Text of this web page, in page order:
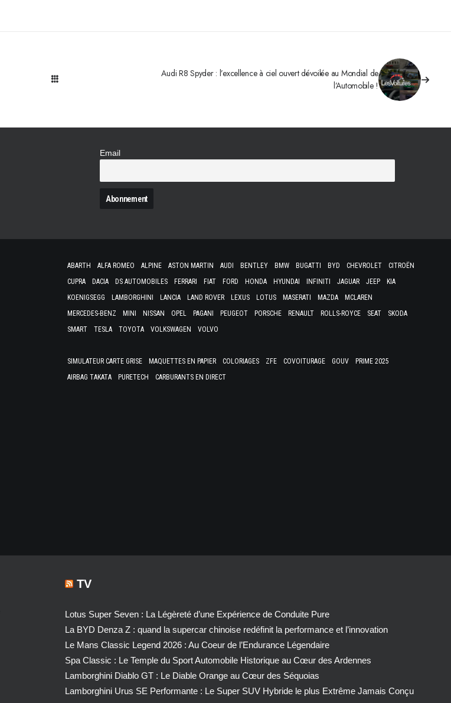
Audi R8 Spyder : l’excellence à ciel ouvert dévoilée au Mondial de
l’Automobile !
Email
ABARTH ALFA ROMEO ALPINE ASTON MARTIN AUDI BENTLEY BMW BUGATTI BYD CHEVROLET
CITROËN
CUPRA
DACIA DS AUTOMOBILES FERRARI FIAT FORD HONDA HYUNDAI INFINITI JAGUAR JEEP
KIA
KOENIGSEGG
LAMBORGHINI LANCIA LAND ROVER LEXUS LOTUS MASERATI MAZDA
MCLAREN
MERCEDES-BENZ
MINI NISSAN OPEL PAGANI PEUGEOT PORSCHE RENAULT ROLLS-ROYCE SEAT
SKODA
SMART
TESLA TOYOTA VOLKSWAGEN VOLVO
SIMULATEUR CARTE GRISE MAQUETTES EN PAPIER COLORIAGES ZFE COVOITURAGE GOUV
PRIME 2025
AIRBAG TAKATA
PURETECH CARBURANTS EN DIRECT
TV
Lotus Super Seven : La Légèreté d’une Expérience de Conduite Pure
La BYD Denza Z : quand la supercar chinoise redéfinit la performance et l’innovation
Le Mans Classic Legend 2026 : Au Coeur de l’Endurance Légendaire
Spa Classic : Le Temple du Sport Automobile Historique au Cœur des Ardennes
Lamborghini Diablo GT : Le Diable Orange au Cœur des Séquoias
Lamborghini Urus SE Performante : Le Super SUV Hybride le plus Extrême Jamais Conçu